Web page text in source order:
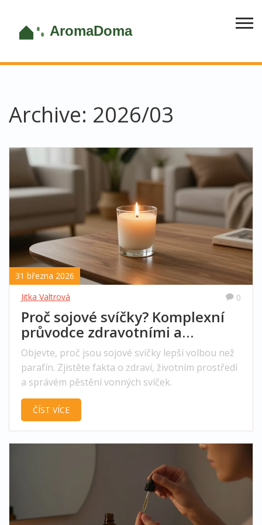
Archive: 2026/03
31 března 2026
Jitka Valtrová
0
Proč sojové svíčky? Komplexní
průvodce zdravotními a
ekologickými benefity
Objevte, proč jsou sojové svíčky lepší volbou než
parafín. Zjistěte fakta o zdraví, životním prostředí
a správém pěstění vonných svíček.
ČÍST VÍCE